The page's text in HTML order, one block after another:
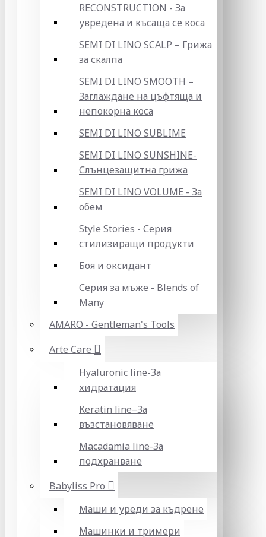
RECONSTRUCTION - За
увредена и късаща се коса
SEMI DI LINO SCALP – Грижа
за скалпа
SEMI DI LINO SMOOTH –
Заглаждане на цъфтяща и
непокорна коса
SEMI DI LINO SUBLIME
SEMI DI LINO SUNSHINE-
Слънцезащитна грижа
SEMI DI LINO VOLUME - За
обем
Style Stories - Серия
стилизиращи продукти
Боя и оксидант
Серия за мъже - Blends of
Many
AMARO - Gentleman's Tools
Arte Care
Hyaluronic line-За
хидратация
Keratin line–За
възстановяване
Macadamia line-За
подхранване
Babyliss Pro
Маши и уреди за къдрене
Машинки и тримери